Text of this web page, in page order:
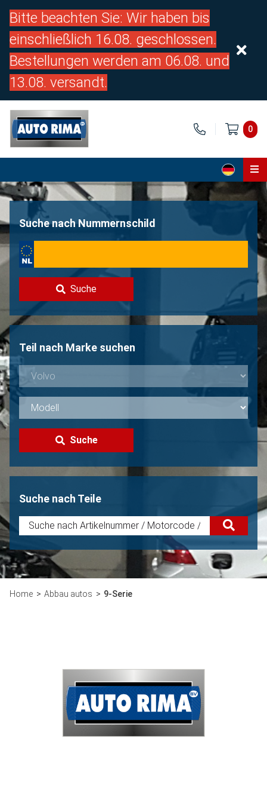
Bitte beachten Sie: Wir haben bis
einschließlich 16.08. geschlossen.
Bestellungen werden am 06.08. und
13.08. versandt.
0
Home
Über uns
Kontakt
Volvo Verkaufen?
Nicht gefunden?
Suche nach Nummernschild
Suche
Teil nach Marke suchen
Suche
Suche nach Teile
Home Abbau autos 9-Serie